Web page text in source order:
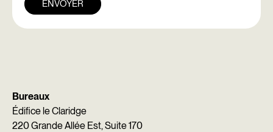
ENVOYER
Bureaux
Édifice le Claridge
220 Grande Allée Est, Suite 170